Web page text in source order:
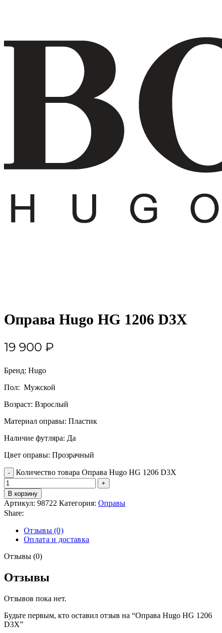
Оправа Hugo HG 1206 D3X
19 900 ₽
Бренд: Hugo
Пол: Мужской
Возраст: Взрослый
Материал оправы: Пластик
Наличие футляра: Да
Цвет оправы: Прозрачный
Количество товара Оправа Hugo HG 1206 D3X
В корзину
Артикул: 98722 Категория: Оправы
Share:
Отзывы (0)
Оплата и доставка
Отзывы (0)
Отзывы
Отзывов пока нет.
Будьте первым, кто оставил отзыв на “Оправа Hugo HG 1206
D3X”